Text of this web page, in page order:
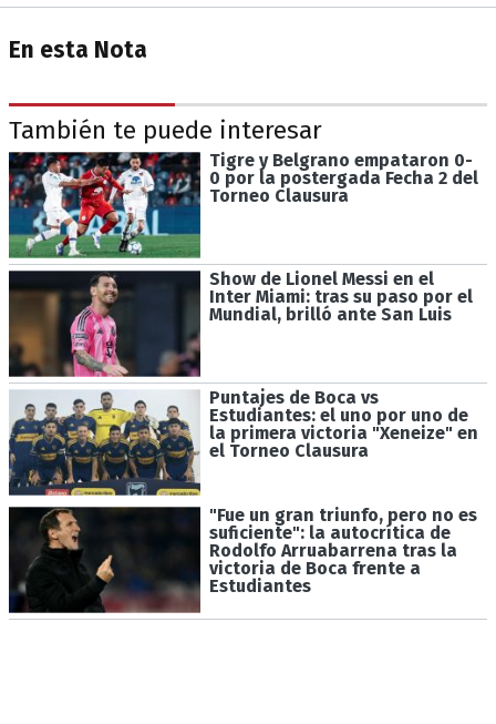
En esta Nota
También te puede interesar
Tigre y Belgrano empataron 0-
0 por la postergada Fecha 2 del
Torneo Clausura
Show de Lionel Messi en el
Inter Miami: tras su paso por el
Mundial, brilló ante San Luis
Puntajes de Boca vs
Estudiantes: el uno por uno de
la primera victoria "Xeneize" en
el Torneo Clausura
"Fue un gran triunfo, pero no es
suficiente": la autocrítica de
Rodolfo Arruabarrena tras la
victoria de Boca frente a
Estudiantes